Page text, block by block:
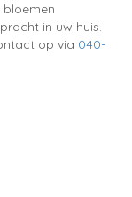
in uw huis.
op via 040-